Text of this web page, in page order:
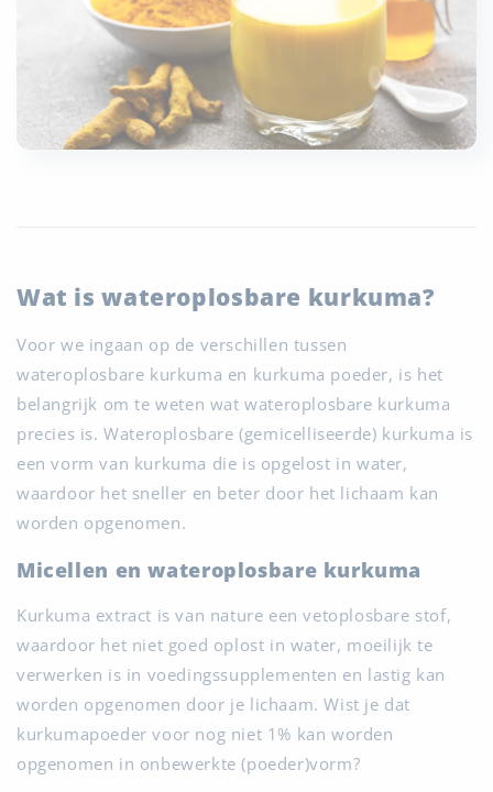
Wat is wateroplosbare kurkuma?
Voor we ingaan op de verschillen tussen
wateroplosbare kurkuma en kurkuma poeder, is het
belangrijk om te weten wat wateroplosbare kurkuma
precies is. Wateroplosbare (gemicelliseerde) kurkuma is
een vorm van kurkuma die is opgelost in water,
waardoor het sneller en beter door het lichaam kan
worden opgenomen.
Micellen en wateroplosbare kurkuma
Kurkuma extract is van nature een vetoplosbare stof,
waardoor het niet goed oplost in water, moeilijk te
verwerken is in voedingssupplementen en lastig kan
worden opgenomen door je lichaam. Wist je dat
kurkumapoeder voor nog niet 1% kan worden
opgenomen in onbewerkte (poeder)vorm?